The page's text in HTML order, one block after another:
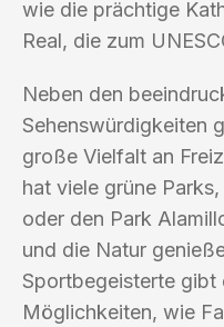
wie die prächtige
Real, die zum
Neben den
Sehenswürdigkeiten
große Vielfalt an
hat viele grüne
oder den Park
und die Natur
Sportbegeisterte gibt
Möglichkeiten, wie